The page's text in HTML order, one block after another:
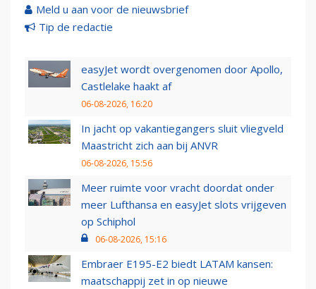
Meld u aan voor de nieuwsbrief
Tip de redactie
easyJet wordt overgenomen door Apollo,
Castlelake haakt af
06-08-2026, 16:20
In jacht op vakantiegangers sluit vliegveld
Maastricht zich aan bij ANVR
06-08-2026, 15:56
Meer ruimte voor vracht doordat onder
meer Lufthansa en easyJet slots vrijgeven
op Schiphol
06-08-2026, 15:16
Embraer E195-E2 biedt LATAM kansen:
maatschappij zet in op nieuwe